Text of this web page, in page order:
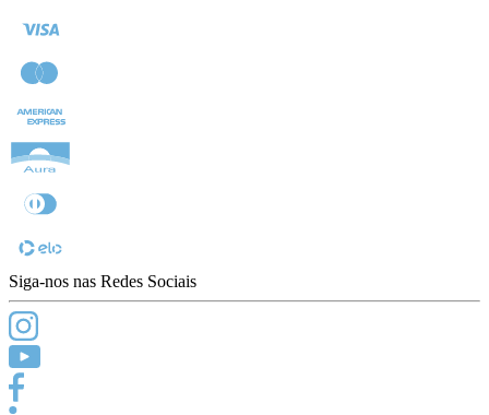
Siga-nos nas Redes Sociais